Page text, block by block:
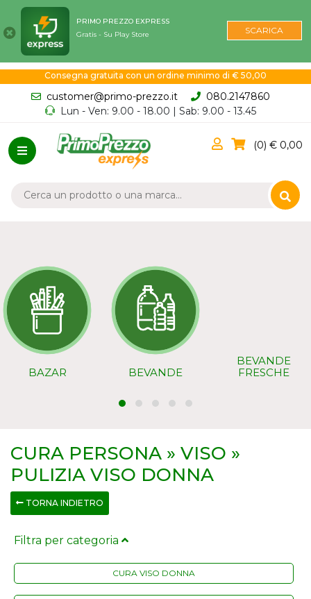
PRIMO PREZZO EXPRESS
Gratis - Su Play Store
SCARICA
Consegna gratuita con un ordine minimo di € 50,00
customer@primo-prezzo.it
080.2147860
Lun - Ven: 9.00 - 18.00 | Sab: 9.00 - 13.45
0 0,00
BAZAR BEVANDE
BEVANDE
FRESCHE
CURA PERSONA » VISO »
PULIZIA VISO DONNA
TORNA INDIETRO
Filtra per categoria
CURA VISO DONNA